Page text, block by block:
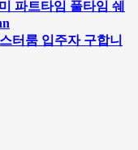
파트타임 풀타임 쉐
터룸 입주자 구합니